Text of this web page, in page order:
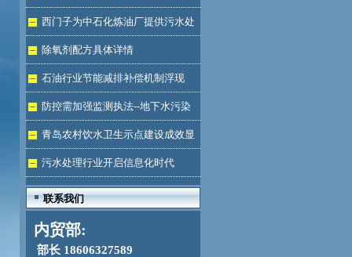
免拆堵漏的维修保养技术
西门子为中石化炼油厂提供污水处
理技术除氧剂配方具体详情
石油行业节能减排补偿机制浮现
防控需加强监测执法--地下水污染
加剧青岛农村饮水卫生示点建设成效显
著 污水处理行业开启信息化时代
联系我们
内贸部:
部长 18606327589